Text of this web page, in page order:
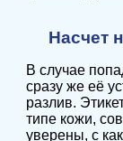
Насчет
В случае
сразу же её
разлив.
типе кожи,
уверены, с